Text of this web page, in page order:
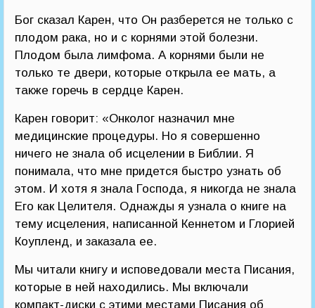
Бог сказал Карен, что Он разберется не только с
плодом рака, но и с корнями этой болезни.
Плодом была лимфома. А корнями были не
только те двери, которые открыла ее мать, а
также горечь в сердце Карен.
Карен говорит: «Онколог назначил мне
медицинские процедуры. Но я совершенно
ничего не знала об исцелении в Библии. Я
понимала, что мне придется быстро узнать об
этом. И хотя я знала Господа, я никогда не знала
Его как Целителя. Однажды я узнала о книге на
тему исцеления, написанной Кеннетом и Глорией
Коупленд, и заказала ее.
Мы читали книгу и исповедовали места Писания,
которые в ней находились. Мы включали
компакт-диски с этими местами Писания об